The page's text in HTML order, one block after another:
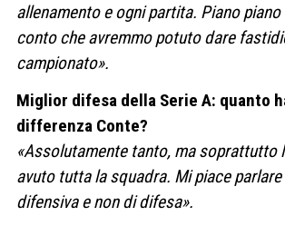
allenamento e ogni partita. Piano
conto che avremmo potuto dare
campionato».
Miglior difesa della Serie A: quanto
differenza Conte?
«Assolutamente tanto, ma soprattutto
avuto tutta la squadra. Mi piace
difensiva e non di difesa».